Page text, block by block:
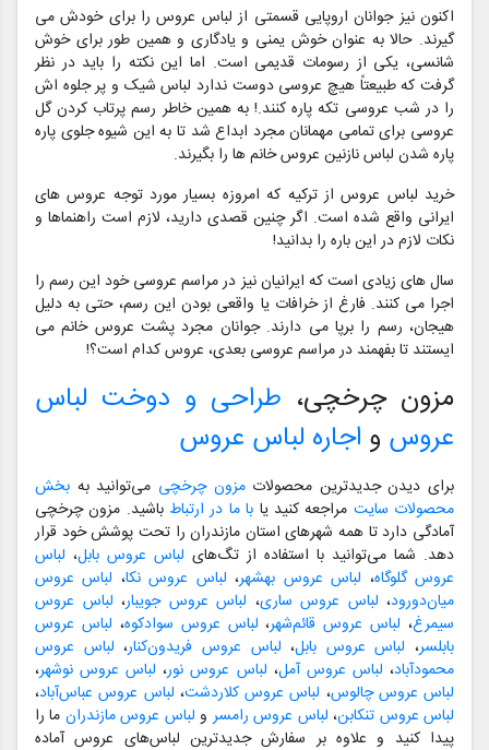
اکنون نیز جوانان اروپایی قسمتی از لباس عروس را برای خودش می
گیرند. حالا به عنوان خوش یمنی و یادگاری و همین طور برای خوش
شانسی، یکی از رسومات قدیمی است. اما این نکته را باید در نظر
گرفت که طبیعتاً هیچ عروسی دوست ندارد لباس شیک و پر جلوه اش
را در شب عروسی تکه پاره کنند.! به همین خاطر رسم پرتاب کردن گل
عروسی برای تمامی مهمانان مجرد ابداع شد تا به این شیوه جلوی پاره
پاره شدن لباس نازنین عروس خانم ها را بگیرند.
خرید لباس عروس از ترکیه که امروزه بسیار مورد توجه عروس های
ایرانی واقع شده است. اگر چنین قصدی دارید، لازم است راهنماها و
نکات لازم در این باره را بدانید!
سال های زیادی است که ایرانیان نیز در مراسم عروسی خود این رسم را
اجرا می کنند. فارغ از خرافات یا واقعی بودن این رسم، حتی به دلیل
هیجان، رسم را برپا می دارند. جوانان مجرد پشت عروس خانم می
ایستند تا بفهمند در مراسم عروسی بعدی، عروس کدام است؟!
مزون چرخچی، طراحی و دوخت لباس
عروس و اجاره لباس عروس
برای دیدن جدیدترین محصولاتمزون چرخچی می‌توانید به بخش
محصولات سایت مراجعه کنید یا با ما در ارتباط باشید. مزون چرخچی
آمادگی دارد تا همه شهرهای استان مازندران را تحت پوشش خود قرار
دهد. شما می‌توانید با استفاده از تگ‌های لباس عروس بابل، لباس
عروس گلوگاه، لباس عروس بهشهر، لباس عروس نکا، لباس عروس
میان‌دورود، لباس عروس ساری، لباس عروس جویبار، لباس عروس
سیمرغ، لباس عروس قائم‌شهر، لباس عروس سوادکوه، لباس عروس
بابلسر، لباس عروس بابل، لباس عروس فریدون‌کنار، لباس عروس
محمودآباد، لباس عروس آمل، لباس عروس نور، لباس عروس نوشهر،
لباس عروس چالوس، لباس عروس کلاردشت، لباس عروس عباس‌آباد،
لباس عروس تنکابن، لباس عروس رامسر و لباس عروس مازندران ما را
پیدا کنید و علاوه بر سفارش جدیدترین لباس‌های عروس آماده